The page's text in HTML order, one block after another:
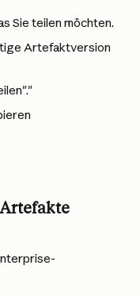
Sie teilen möchten.
Artefaktversion